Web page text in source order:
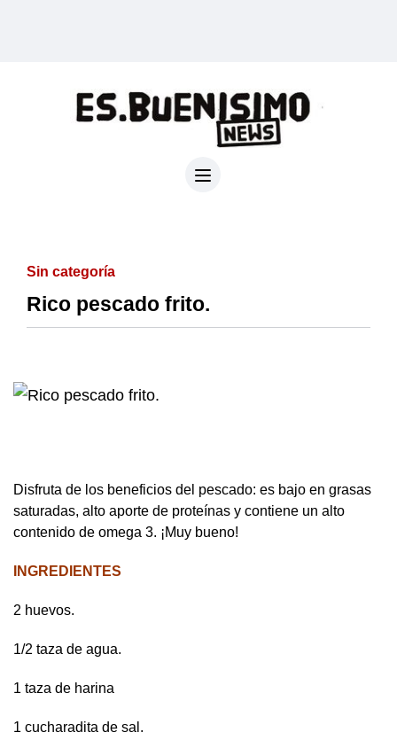
Sin categoría
Rico pescado frito.
Disfruta de los beneficios del pescado: es bajo en grasas
saturadas, alto aporte de proteínas y contiene un alto
contenido de omega 3. ¡Muy bueno!
INGREDIENTES
2 huevos.
1/2 taza de agua.
1 taza de harina
1 cucharadita de sal.